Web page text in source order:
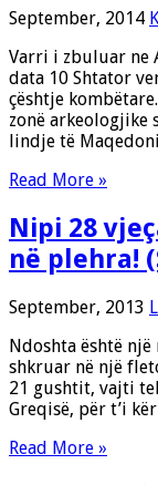
September, 2014
Varri i zbuluar ne
data 10 Shtator
çështje
zonë arkeologjike
lindje të
Read More »
Nipi 28
në plehra!
September, 2013
Ndoshta është
shkruar në një
21 gushtit, vajti
Greqisë, për t’i
Read More »